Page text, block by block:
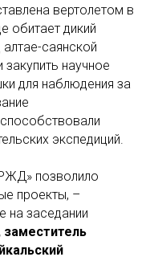
вертолетом в
обитает дикий
саянской
научное
для наблюдения за
экспедиций.
позволило
проекты, –
на заседании